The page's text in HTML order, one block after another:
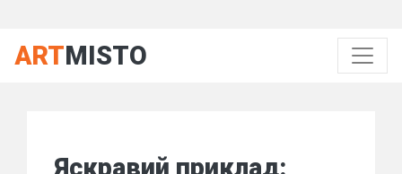
ARTMISTO
Яскравий приклад: